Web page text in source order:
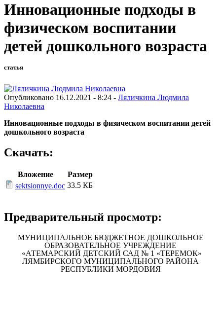
Инновационные подходы в
физическом воспитании
детей дошкольного возраста
статья
Опубликовано 16.12.2021 - 8:24 - Ляличкина Людмила
Николаевна
Инновационные подходы в физическом воспитании детей
дошкольного возраста
Скачать:
Вложение
Размер
sektsionnye.doc 33.5 КБ
Предварительный просмотр:
МУНИЦИПАЛЬНОЕ БЮДЖЕТНОЕ ДОШКОЛЬНОЕ
ОБРАЗОВАТЕЛЬНОЕ УЧРЕЖДЕНИЕ
«АТЕМАРСКИЙ ДЕТСКИЙ САД № 1 «ТЕРЕМОК»
ЛЯМБИРСКОГО МУНИЦИПАЛЬНОГО РАЙОНА
РЕСПУБЛИКИ МОРДОВИЯ